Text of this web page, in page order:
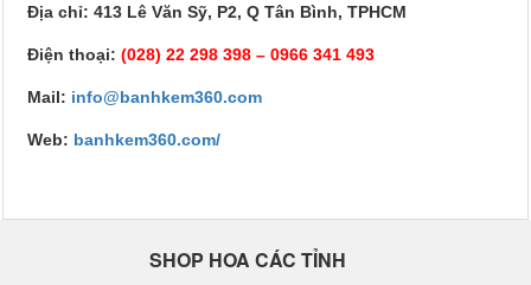
Địa chỉ: 413 Lê Văn Sỹ, P2, Q Tân Bình, TPHCM
Điện thoại: (028) 22 298 398 – 0966 341 493
Mail: info@banhkem360.com
Web: banhkem360.com/
SHOP HOA CÁC TỈNH